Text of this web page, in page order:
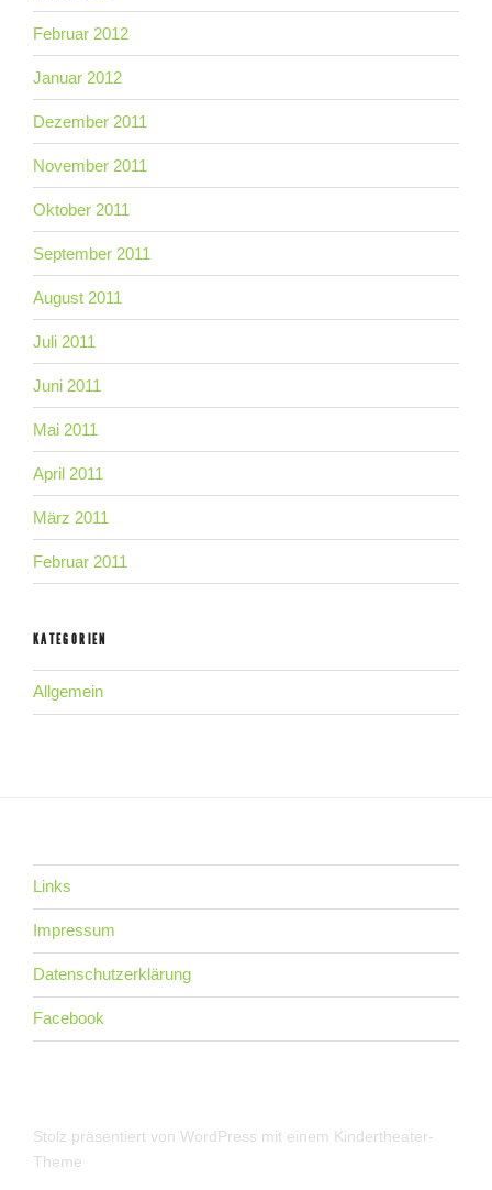
Februar 2012
Januar 2012
Dezember 2011
November 2011
Oktober 2011
September 2011
August 2011
Juli 2011
Juni 2011
Mai 2011
April 2011
März 2011
Februar 2011
KATEGORIEN
Allgemein
Links
Impressum
Datenschutzerklärung
Facebook
Stolz präsentiert von WordPress mit einem Kindertheater-
Theme